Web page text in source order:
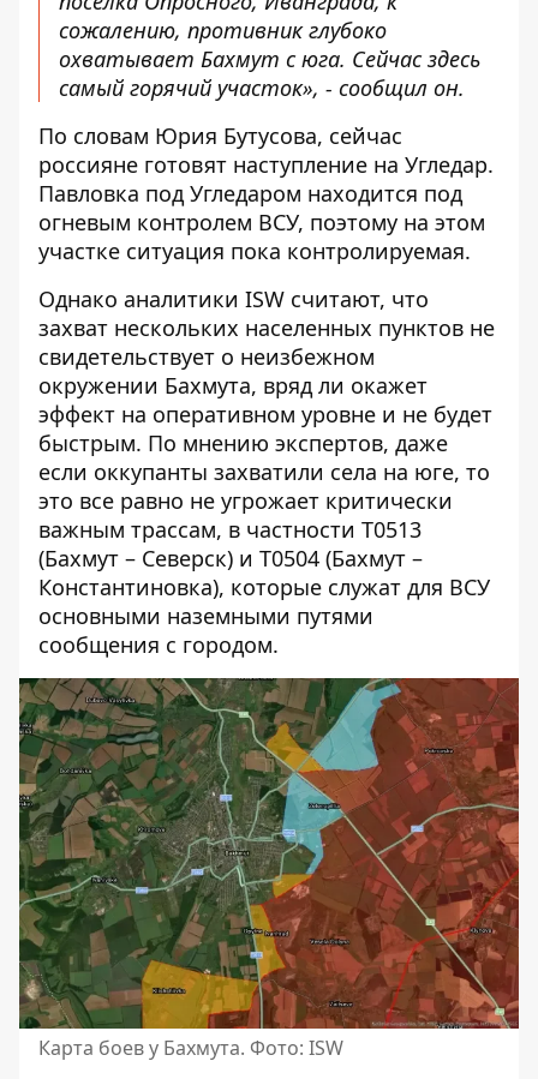
сожалению, противник глубоко
охватывает Бахмут с юга. Сейчас здесь
самый горячий участок», - сообщил он.
По словам Юрия Бутусова, сейчас
россияне готовят наступление на Угледар.
Павловка под Угледаром находится под
огневым контролем ВСУ, поэтому на этом
участке ситуация пока контролируемая.
Однако аналитики ISW считают, что
захват нескольких населенных пунктов не
свидетельствует о неизбежном
окружении Бахмута, вряд ли окажет
эффект на оперативном уровне и не будет
быстрым. По мнению экспертов, даже
если оккупанты захватили села на юге, то
это все равно не угрожает критически
важным трассам, в частности Т0513
(Бахмут – Северск) и Т0504 (Бахмут –
Константиновка), которые служат для ВСУ
основными наземными путями
сообщения с городом.
Карта боев у Бахмута. Фото: ISW